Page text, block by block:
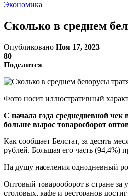
Экономика
Сколько в среднем
Опубликовано Ноя 17, 2023
80
Поделится
Фото носит иллюстративный
С начала года среднедневной
больше вырос товарооборот
Как сообщает Белстат, за десять
рублей. Большая его часть (94,4%)
На душу населения однодневный
Оптовый товарооборот в стране за
столовых, кафе и ресторанов